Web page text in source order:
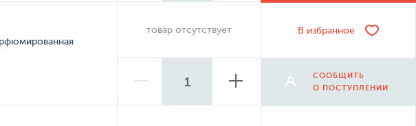
товар отсутствует В избранное
СООБЩИТЬ
О ПОСТУПЛЕНИИ